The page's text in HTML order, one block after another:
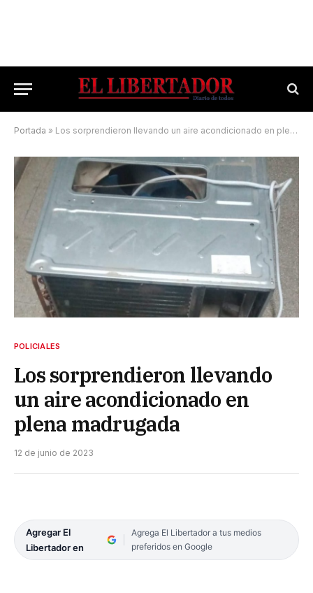
Portada » Los sorprendieron llevando un aire acondicionado en plena madrugada
POLICIALES
Los sorprendieron llevando
un aire acondicionado en
plena madrugada
12 de junio de 2023
Agregar El
Libertador en
Agrega El Libertador a tus medios
preferidos en Google